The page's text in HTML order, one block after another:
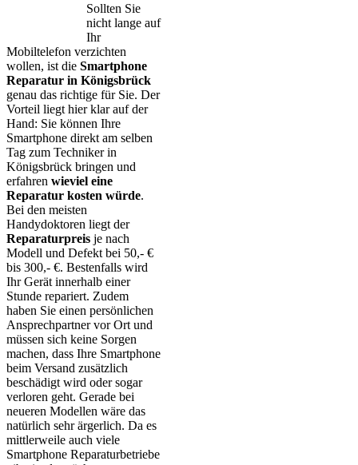
Sollten Sie
nicht lange auf
Ihr
Mobiltelefon verzichten
wollen, ist die Smartphone
Reparatur in Königsbrück
genau das richtige für Sie. Der
Vorteil liegt hier klar auf der
Hand: Sie können Ihre
Smartphone direkt am selben
Tag zum Techniker in
Königsbrück bringen und
erfahren wieviel eine
Reparatur kosten würde.
Bei den meisten
Handydoktoren liegt der
Reparaturpreis je nach
Modell und Defekt bei 50,- €
bis 300,- €. Bestenfalls wird
Ihr Gerät innerhalb einer
Stunde repariert. Zudem
haben Sie einen persönlichen
Ansprechpartner vor Ort und
müssen sich keine Sorgen
machen, dass Ihre Smartphone
beim Versand zusätzlich
beschädigt wird oder sogar
verloren geht. Gerade bei
neueren Modellen wäre das
natürlich sehr ärgerlich. Da es
mittlerweile auch viele
Smartphone Reparaturbetriebe